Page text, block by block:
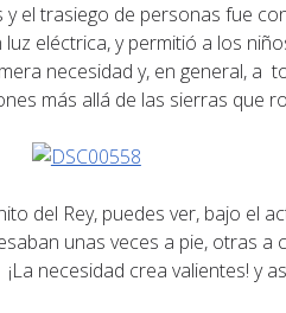
y el trasiego de personas fue
eléctrica, y permitió a los
necesidad y, en general, a
más allá de las sierras que
del Rey, puedes ver, bajo el
unas veces a pie, otras a
necesidad crea valientes! y